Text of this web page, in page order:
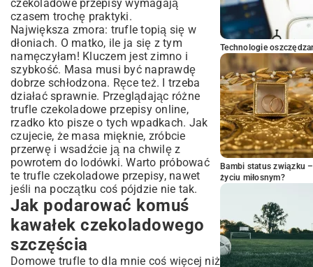
czekoladowe przepisy wymagają
czasem trochę praktyki.
Największa zmora: trufle topią się w
dłoniach. O matko, ile ja się z tym
namęczyłam! Kluczem jest zimno i
szybkość. Masa musi być naprawdę
dobrze schłodzona. Ręce też. I trzeba
działać sprawnie. Przeglądając różne
trufle czekoladowe przepisy online,
rzadko kto pisze o tych wpadkach. Jak
czujecie, że masa mięknie, zróbcie
przerwę i wsadźcie ją na chwilę z
powrotem do lodówki. Warto próbować
te trufle czekoladowe przepisy, nawet
jeśli na początku coś pójdzie nie tak.
Jak podarować komuś
kawałek czekoladowego
szczęścia
Domowe trufle to dla mnie coś więcej niż
Technologie
Bambi status związku
życiu miłosnym?